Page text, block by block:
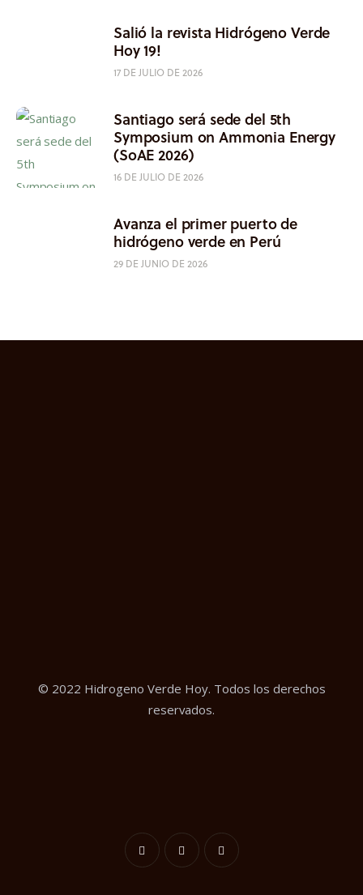
Salió la revista Hidrógeno Verde
Hoy 19!
17 DE JULIO DE 2026
Santiago será sede del 5th
Symposium on Ammonia Energy
(SoAE 2026)
16 DE JULIO DE 2026
Avanza el primer puerto de
hidrógeno verde en Perú
29 DE JUNIO DE 2026
© 2022 Hidrogeno Verde Hoy. Todos los derechos
reservados.